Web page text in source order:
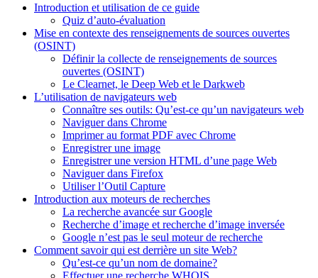
Introduction et utilisation de ce guide
Quiz d’auto-évaluation
Mise en contexte des renseignements de sources ouvertes
(OSINT)
Définir la collecte de renseignements de sources
ouvertes (OSINT)
Le Clearnet, le Deep Web et le Darkweb
L’utilisation de navigateurs web
Connaître ses outils: Qu’est-ce qu’un navigateurs web
Naviguer dans Chrome
Imprimer au format PDF avec Chrome
Enregistrer une image
Enregistrer une version HTML d’une page Web
Naviguer dans Firefox
Utiliser l’Outil Capture
Introduction aux moteurs de recherches
La recherche avancée sur Google
Recherche d’image et recherche d’image inversée
Google n’est pas le seul moteur de recherche
Comment savoir qui est derrière un site Web?
Qu’est-ce qu’un nom de domaine?
Effectuer une recherche WHOIS